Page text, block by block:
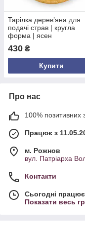
Тарілка дерев’яна для
подачі страв | кругла
форма | ясен
натуральний | діаметр
см | висота 3.8 см
430 ₴
Купити
Про нас
100% позитивних з
Працює з
м. Рожнов
вул. Патріарха
Контакти
Сьогодні
Показати весь